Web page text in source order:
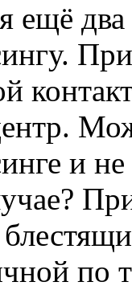
ещё два
и
по